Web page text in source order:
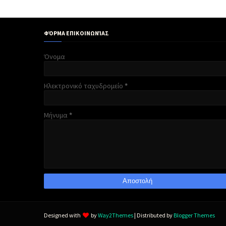
ΦΌΡΜΑ ΕΠΙΚΟΙΝΩΝΊΑΣ
Όνομα
Ηλεκτρονικό ταχυδρομείο *
Μήνυμα *
Designed with byWay2Themes | Distributed by Blogger Themes